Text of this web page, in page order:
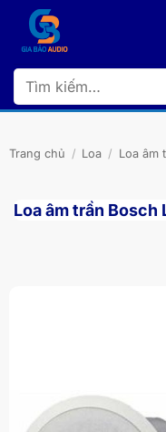
dung
Tìm
kiếm:
Trang chủ / Loa / Loa âm
Loa âm trần Bosch